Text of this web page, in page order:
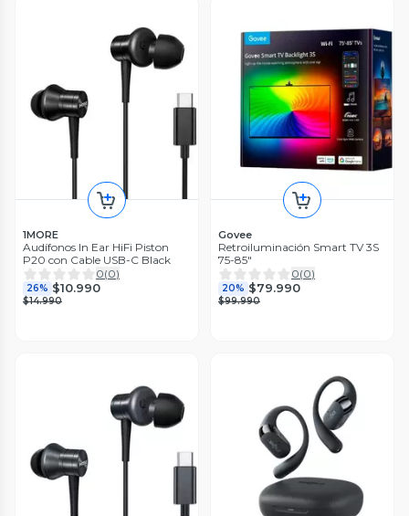
1MORE
Audífonos In Ear HiFi Piston
P20 con Cable USB-C Black
0(0)
26% $10.990
$14.990
Govee
Retroiluminación Smart TV 3S
75-85"
0(0)
20% $79.990
$99.990